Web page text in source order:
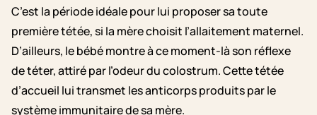
C’est la période idéale pour lui proposer sa toute
première tétée, si la mère choisit l’allaitement maternel.
D’ailleurs, le bébé montre à ce moment-là son réflexe
de téter, attiré par l’odeur du colostrum. Cette tétée
d’accueil lui transmet les anticorps produits par le
système immunitaire de sa mère.